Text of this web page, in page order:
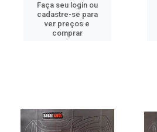
Faça seu login ou
cadastre-se para
ver preços e
comprar